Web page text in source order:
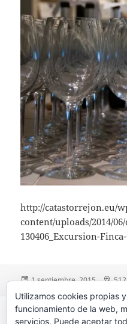
http://catastorrejon.eu/
content/uploads/2014/
130406_Excursion-
Publicado
1 septiembre, 2015
Navegación
PUBLICADO EN
Utilizamos cookies propias
funcionamiento de la web,
servicios. Puede aceptar